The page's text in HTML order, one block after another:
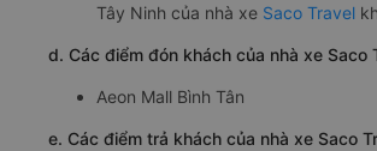
Tây Ninh của nhà xe Saco Travel
d. Các điểm đón khách của nhà xe Saco
Aeon Mall Bình Tân
e. Các điểm trả khách của nhà xe Saco